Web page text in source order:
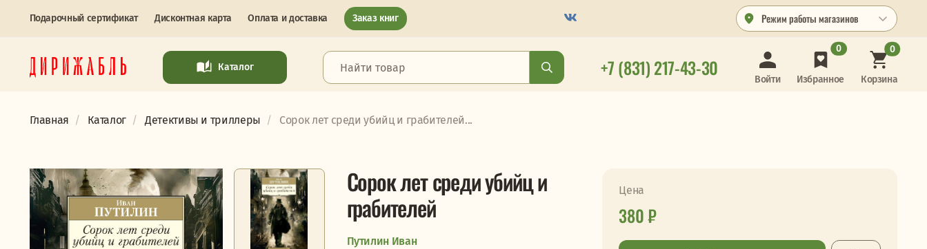
Подарочный сертификат Дисконтная карта Оплата и доставка Заказ книг Режим работы магазинов
Каталог +7 (831) 217-43-30 Войти Избранное
0
Корзина
0
Главная Каталог Детективы и триллеры Сорок лет среди убийц и грабителей...
Сорок лет среди убийц и
грабителей
Путилин Иван
Цена
380 ₽